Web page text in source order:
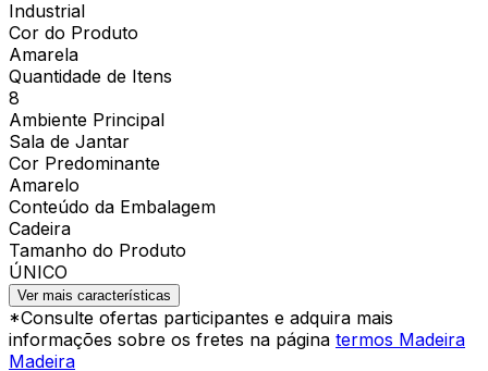
Industrial
Cor do Produto
Amarela
Quantidade de Itens
8
Ambiente Principal
Sala de Jantar
Cor Predominante
Amarelo
Conteúdo da Embalagem
Cadeira
Tamanho do Produto
ÚNICO
Ver mais características
*Consulte ofertas participantes e adquira mais
informações sobre os fretes na página termos Madeira
Madeira